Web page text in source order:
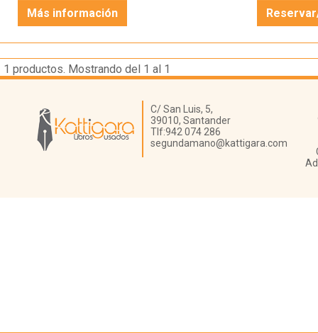
Más información
1 productos. Mostrando del 1 al 1
Librería Kattigara
C/ San Luis, 5,
39010, Santander
Tlf:942 074 286
segundamano@kattigara.com